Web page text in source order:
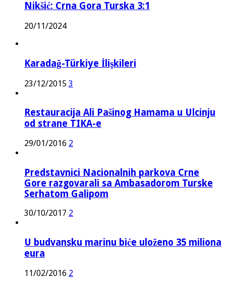
Nikšić: Crna Gora Turska 3:1
20/11/2024
Karadağ-Türkiye İlişkileri
23/12/2015 3
Restauracija Ali Pašinog Hamama u Ulcinju
od strane TIKA-e
29/01/2016 2
Predstavnici Nacionalnih parkova Crne
Gore razgovarali sa Ambasadorom Turske
Serhatom Galipom
30/10/2017 2
U budvansku marinu biće uloženo 35 miliona
eura
11/02/2016 2